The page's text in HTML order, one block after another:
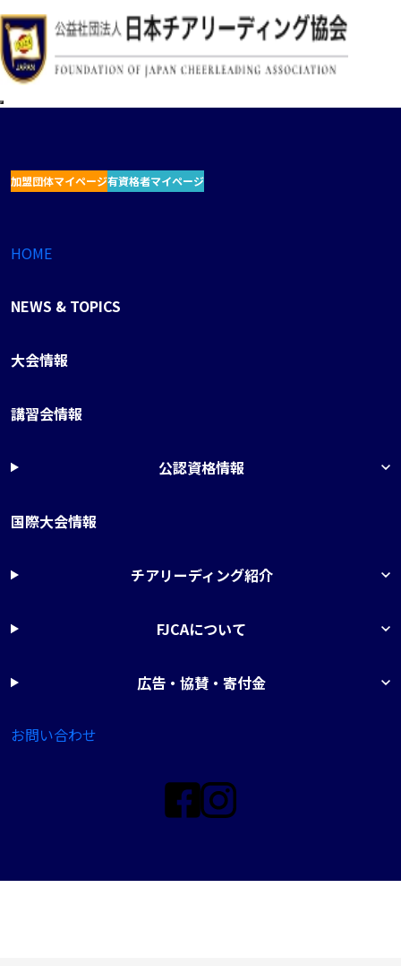
加盟団体マイページ有資格者マイページ
HOME
NEWS & TOPICS
大会情報
講習会情報
公認資格情報
国際大会情報
チアリーディング紹介
FJCAについて
広告・協賛・寄付金
お問い合わせ